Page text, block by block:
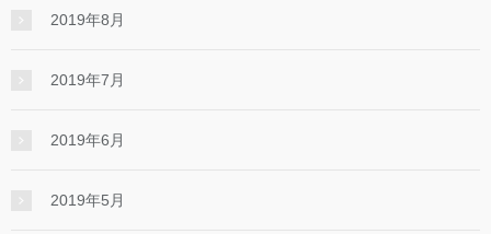
2019年8月
2019年7月
2019年6月
2019年5月